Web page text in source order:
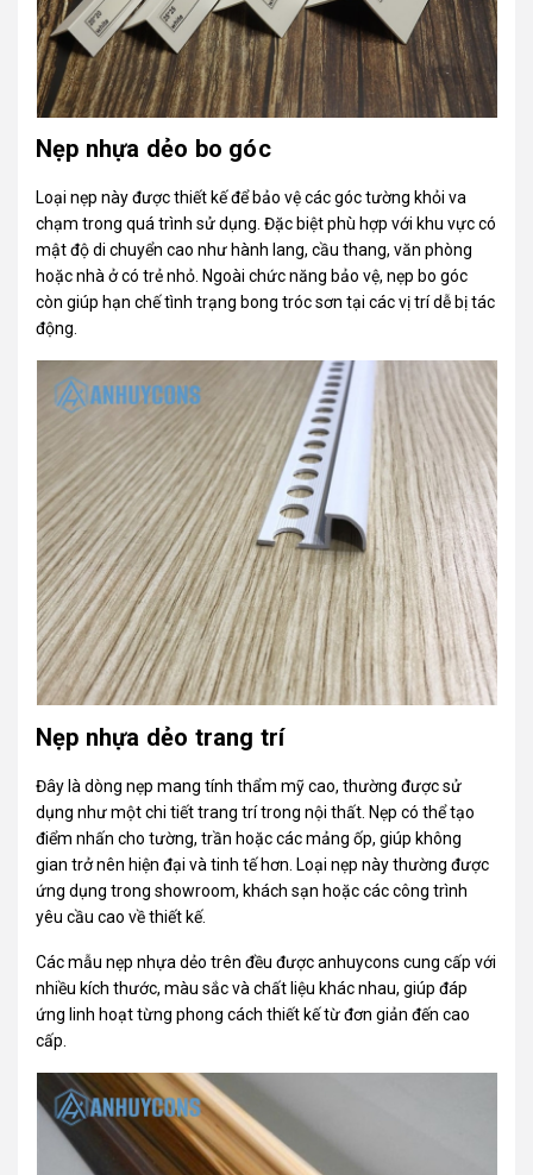
Nẹp nhựa dẻo bo góc
Loại nẹp này được thiết kế để bảo vệ các góc tường khỏi va
chạm trong quá trình sử dụng. Đặc biệt phù hợp với khu vực có
mật độ di chuyển cao như hành lang, cầu thang, văn phòng
hoặc nhà ở có trẻ nhỏ. Ngoài chức năng bảo vệ, nẹp bo góc
còn giúp hạn chế tình trạng bong tróc sơn tại các vị trí dễ bị tác
động.
Nẹp nhựa dẻo trang trí
Đây là dòng nẹp mang tính thẩm mỹ cao, thường được sử
dụng như một chi tiết trang trí trong nội thất. Nẹp có thể tạo
điểm nhấn cho tường, trần hoặc các mảng ốp, giúp không
gian trở nên hiện đại và tinh tế hơn. Loại nẹp này thường được
ứng dụng trong showroom, khách sạn hoặc các công trình
yêu cầu cao về thiết kế.
Các mẫu nẹp nhựa dẻo trên đều được anhuycons cung cấp với
nhiều kích thước, màu sắc và chất liệu khác nhau, giúp đáp
ứng linh hoạt từng phong cách thiết kế từ đơn giản đến cao
cấp.